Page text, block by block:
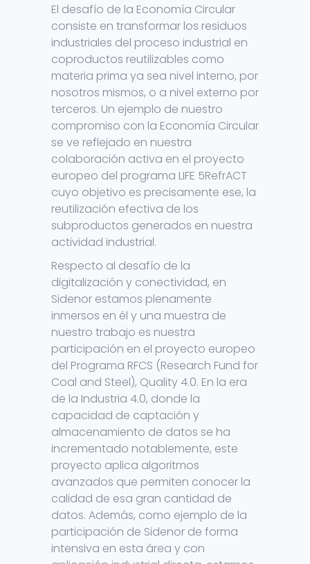
El desafío de la Economía Circular
consiste en transformar los residuos
industriales del proceso industrial en
coproductos reutilizables como
materia prima ya sea nivel interno, por
nosotros mismos, o a nivel externo por
terceros. Un ejemplo de nuestro
compromiso con la Economía Circular
se ve reflejado en nuestra
colaboración activa en el proyecto
europeo del programa LIFE 5RefrACT
cuyo objetivo es precisamente ese, la
reutilización efectiva de los
subproductos generados en nuestra
actividad industrial.
Respecto al desafío de la
digitalización y conectividad, en
Sidenor estamos plenamente
inmersos en él y una muestra de
nuestro trabajo es nuestra
participación en el proyecto europeo
del Programa RFCS (Research Fund for
Coal and Steel), Quality 4.0. En la era
de la Industria 4.0, donde la
capacidad de captación y
almacenamiento de datos se ha
incrementado notablemente, este
proyecto aplica algoritmos
avanzados que permiten conocer la
calidad de esa gran cantidad de
datos. Además, como ejemplo de la
participación de Sidenor de forma
intensiva en esta área y con